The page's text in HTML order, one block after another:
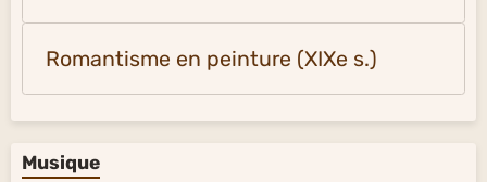
Romantisme en peinture (XIXe s.)
Musique